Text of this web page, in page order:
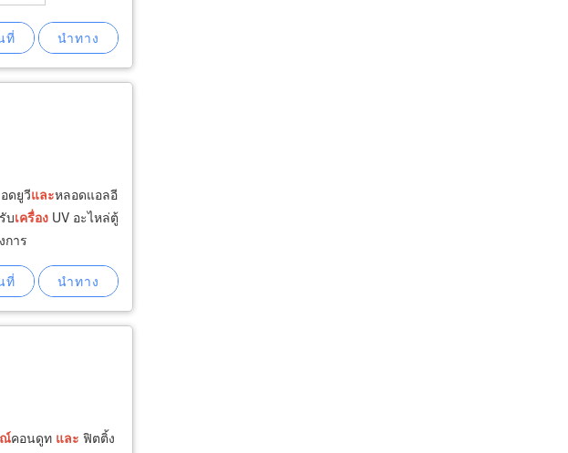
ดยูวีและหลอดแอลอี
บเครื่อง UV อะไหล่ตู้
าร
คอนดูท และ ฟิตติ้ง